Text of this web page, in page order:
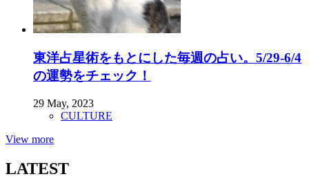
東洋占星術をもとにした毎週の占い。5/29-6/4
の運勢をチェック！
29 May, 2023
CULTURE
View more
LATEST